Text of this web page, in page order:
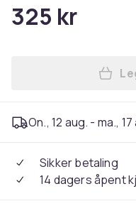
325 kr
On., 12 aug. - ma.,
Sikker betaling
14 dagers åpent